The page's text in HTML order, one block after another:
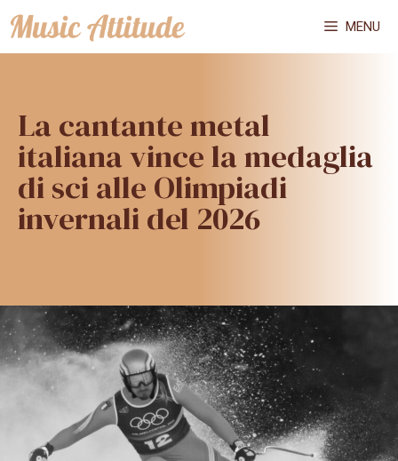
Vai
al
MENU
La cantante metal
italiana vince la medaglia
di sci alle Olimpiadi
invernali del 2026